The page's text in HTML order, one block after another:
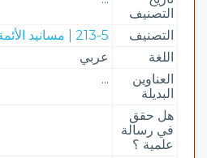
التصنيف
التصنيف
213-5 | مسانيد الأئمة الأربعة
اللغة
عربي
العناوين
البديلة
...
هل حقق
في رسالة
علمية ؟